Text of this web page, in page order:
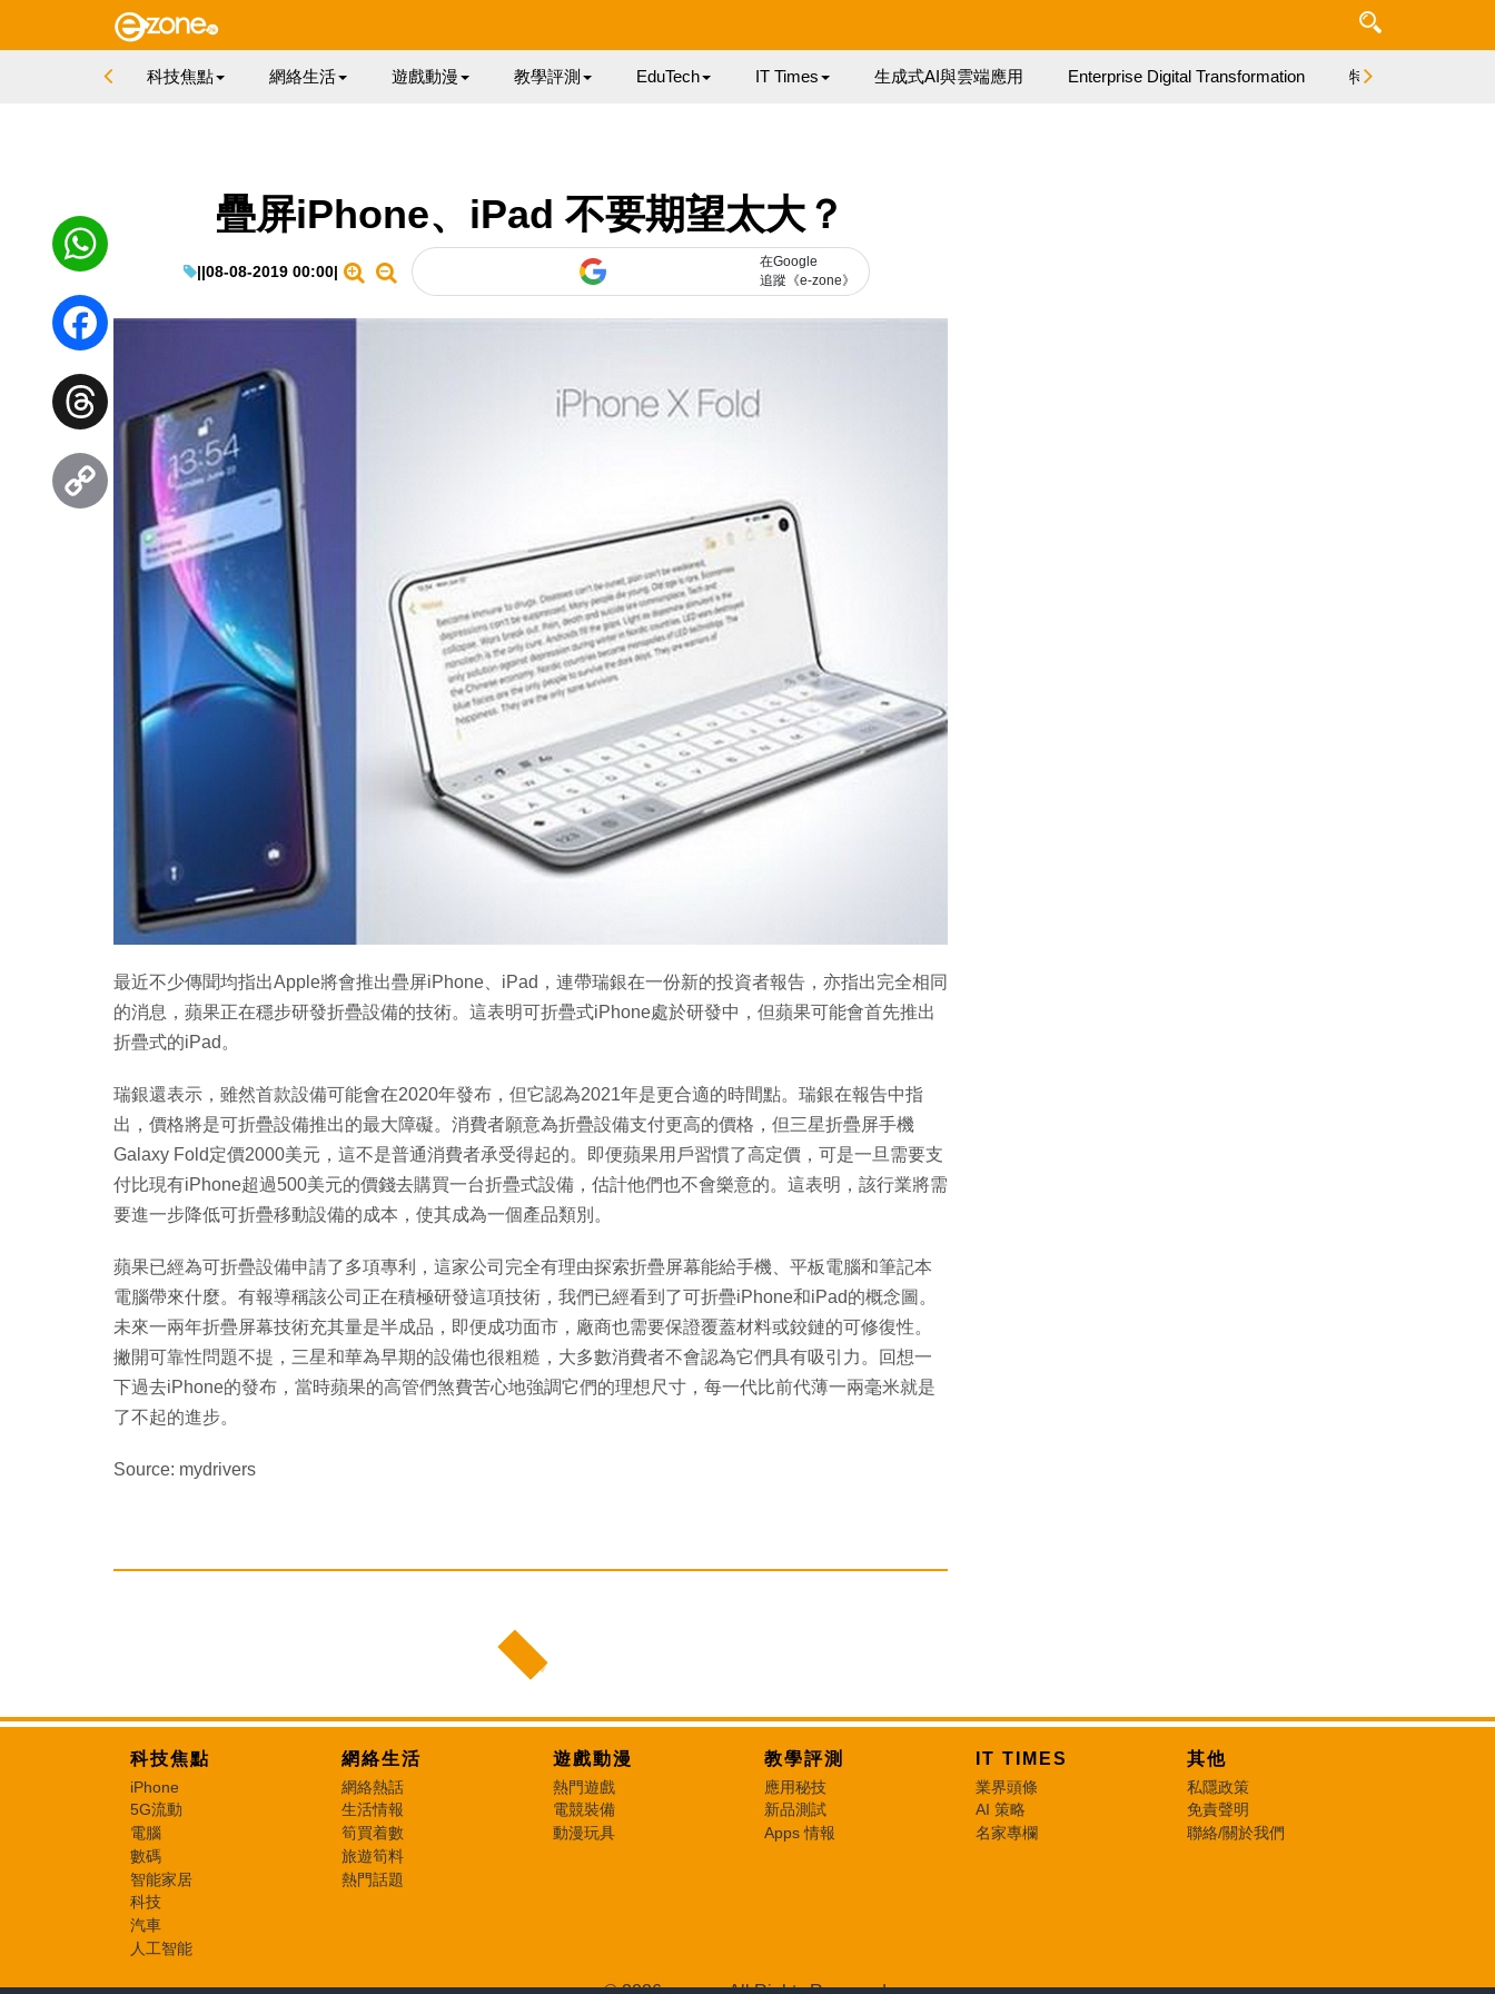
科技焦點 網絡生活 遊戲動漫 教學評測 EduTech IT Times 生成式AI與雲端應用 Enterprise Digital Transformation 特集
疊屏iPhone、iPad 不要期望太大？
||08-08-2019 00:00|
在Google
追蹤《e-zone》
最近不少傳聞均指出Apple將會推出疊屏iPhone、iPad，連帶瑞銀在一份新的投資者報告，亦指出完全相同
的消息，蘋果正在穩步研發折疊設備的技術。這表明可折疊式iPhone處於研發中，但蘋果可能會首先推出
折疊式的iPad。
瑞銀還表示，雖然首款設備可能會在2020年發布，但它認為2021年是更合適的時間點。瑞銀在報告中指
出，價格將是可折疊設備推出的最大障礙。消費者願意為折疊設備支付更高的價格，但三星折疊屏手機
Galaxy Fold定價2000美元，這不是普通消費者承受得起的。即便蘋果用戶習慣了高定價，可是一旦需要支
付比現有iPhone超過500美元的價錢去購買一台折疊式設備，估計他們也不會樂意的。這表明，該行業將需
要進一步降低可折疊移動設備的成本，使其成為一個產品類別。
蘋果已經為可折疊設備申請了多項專利，這家公司完全有理由探索折疊屏幕能給手機、平板電腦和筆記本
電腦帶來什麼。有報導稱該公司正在積極研發這項技術，我們已經看到了可折疊iPhone和iPad的概念圖。
未來一兩年折疊屏幕技術充其量是半成品，即便成功面市，廠商也需要保證覆蓋材料或鉸鏈的可修復性。
撇開可靠性問題不提，三星和華為早期的設備也很粗糙，大多數消費者不會認為它們具有吸引力。回想一
下過去iPhone的發布，當時蘋果的高管們煞費苦心地強調它們的理想尺寸，每一代比前代薄一兩毫米就是
了不起的進步。
Source: mydrivers
WhatsApp
Facebook
Threads
科技焦點
iPhone
5G流動
電腦
數碼
智能家居
科技
汽車
人工智能
網絡生活
網絡熱話
生活情報
筍買着數
旅遊筍料
熱門話題
遊戲動漫
熱門遊戲
電競裝備
動漫玩具
教學評測
應用秘技
新品測試
Apps 情報
IT TIMES
業界頭條
AI 策略
名家專欄
其他
私隱政策
免責聲明
聯絡/關於我們